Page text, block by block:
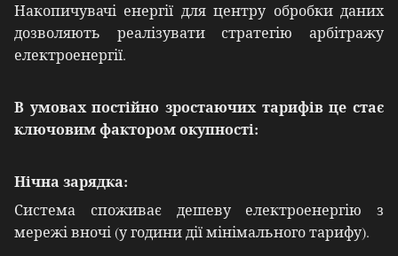
Накопичувачі енергії для центру обробки даних
дозволяють реалізувати стратегію арбітражу
електроенергії.
В умовах постійно зростаючих тарифів це стає
ключовим фактором окупності:
Нічна зарядка:
Система споживає дешеву електроенергію з
мережі вночі (у години дії мінімального тарифу).